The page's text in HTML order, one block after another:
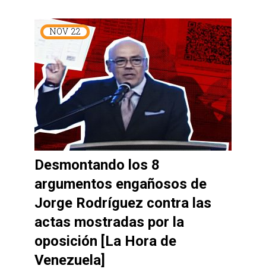
NOV 22
Desmontando los 8
argumentos engañosos de
Jorge Rodríguez contra las
actas mostradas por la
oposición [La Hora de
Venezuela]